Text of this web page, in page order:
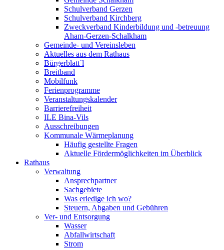
Schulverband Gerzen
Schulverband Kirchberg
Zweckverband Kinderbildung und -betreuung
Aham-Gerzen-Schalkham
Gemeinde- und Vereinsleben
Aktuelles aus dem Rathaus
Bürgerblatt`l
Breitband
Mobilfunk
Ferienprogramme
Veranstaltungskalender
Barrierefreiheit
ILE Bina-Vils
Ausschreibungen
Kommunale Wärmeplanung
Häufig gestellte Fragen
Aktuelle Fördermöglichkeiten im Überblick
Rathaus
Verwaltung
Ansprechpartner
Sachgebiete
Was erledige ich wo?
Steuern, Abgaben und Gebühren
Ver- und Entsorgung
Wasser
Abfallwirtschaft
Strom